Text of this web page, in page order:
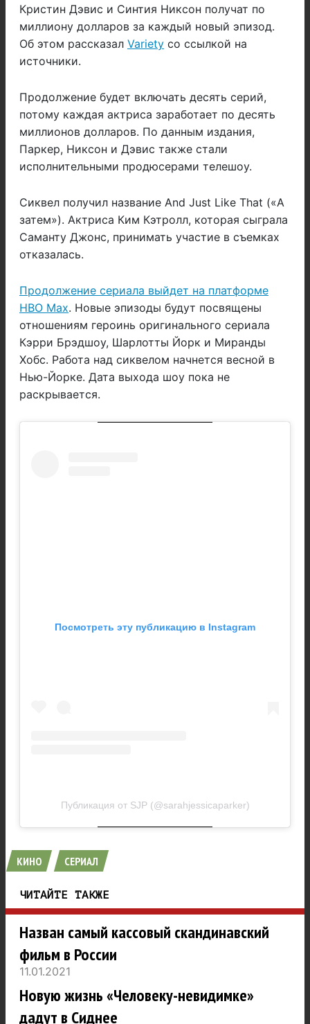
Кристин Дэвис и Синтия Никсон получат по
миллиону долларов за каждый новый эпизод.
Об этом рассказал Variety со ссылкой на
источники.
Продолжение будет включать десять серий,
потому каждая актриса заработает по десять
миллионов долларов. По данным издания,
Паркер, Никсон и Дэвис также стали
исполнительными продюсерами телешоу.
Сиквел получил название And Just Like That («А
затем»). Актриса Ким Кэтролл, которая сыграла
Саманту Джонс, принимать участие в съемках
отказалась.
Продолжение сериала выйдет на платформе
HBO Max. Новые эпизоды будут посвящены
отношениям героинь оригинального сериала
Кэрри Брэдшоу, Шарлотты Йорк и Миранды
Хобс. Работа над сиквелом начнется весной в
Нью-Йорке. Дата выхода шоу пока не
раскрывается.
Посмотреть эту публикацию в Instagram
Публикация от SJP (@sarahjessicaparker)
КИНО СЕРИАЛ
ЧИТАЙТЕ ТАКЖЕ
Назван самый кассовый скандинавский
фильм в России
11.01.2021
Новую жизнь «Человеку-невидимке»
дадут в Сиднее